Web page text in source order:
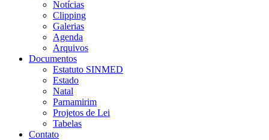
Notícias
Clipping
Galerias
Agenda
Arquivos
Documentos
Estatuto SINMED
Estado
Natal
Parnamirim
Projetos de Lei
Tabelas
Contato